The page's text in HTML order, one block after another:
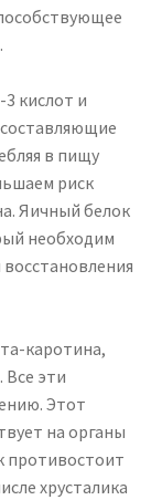
кислот и
в пищу
риск
Яичный белок
необходим
каротина,
эти
Этот
на органы
противостоит
хрусталика